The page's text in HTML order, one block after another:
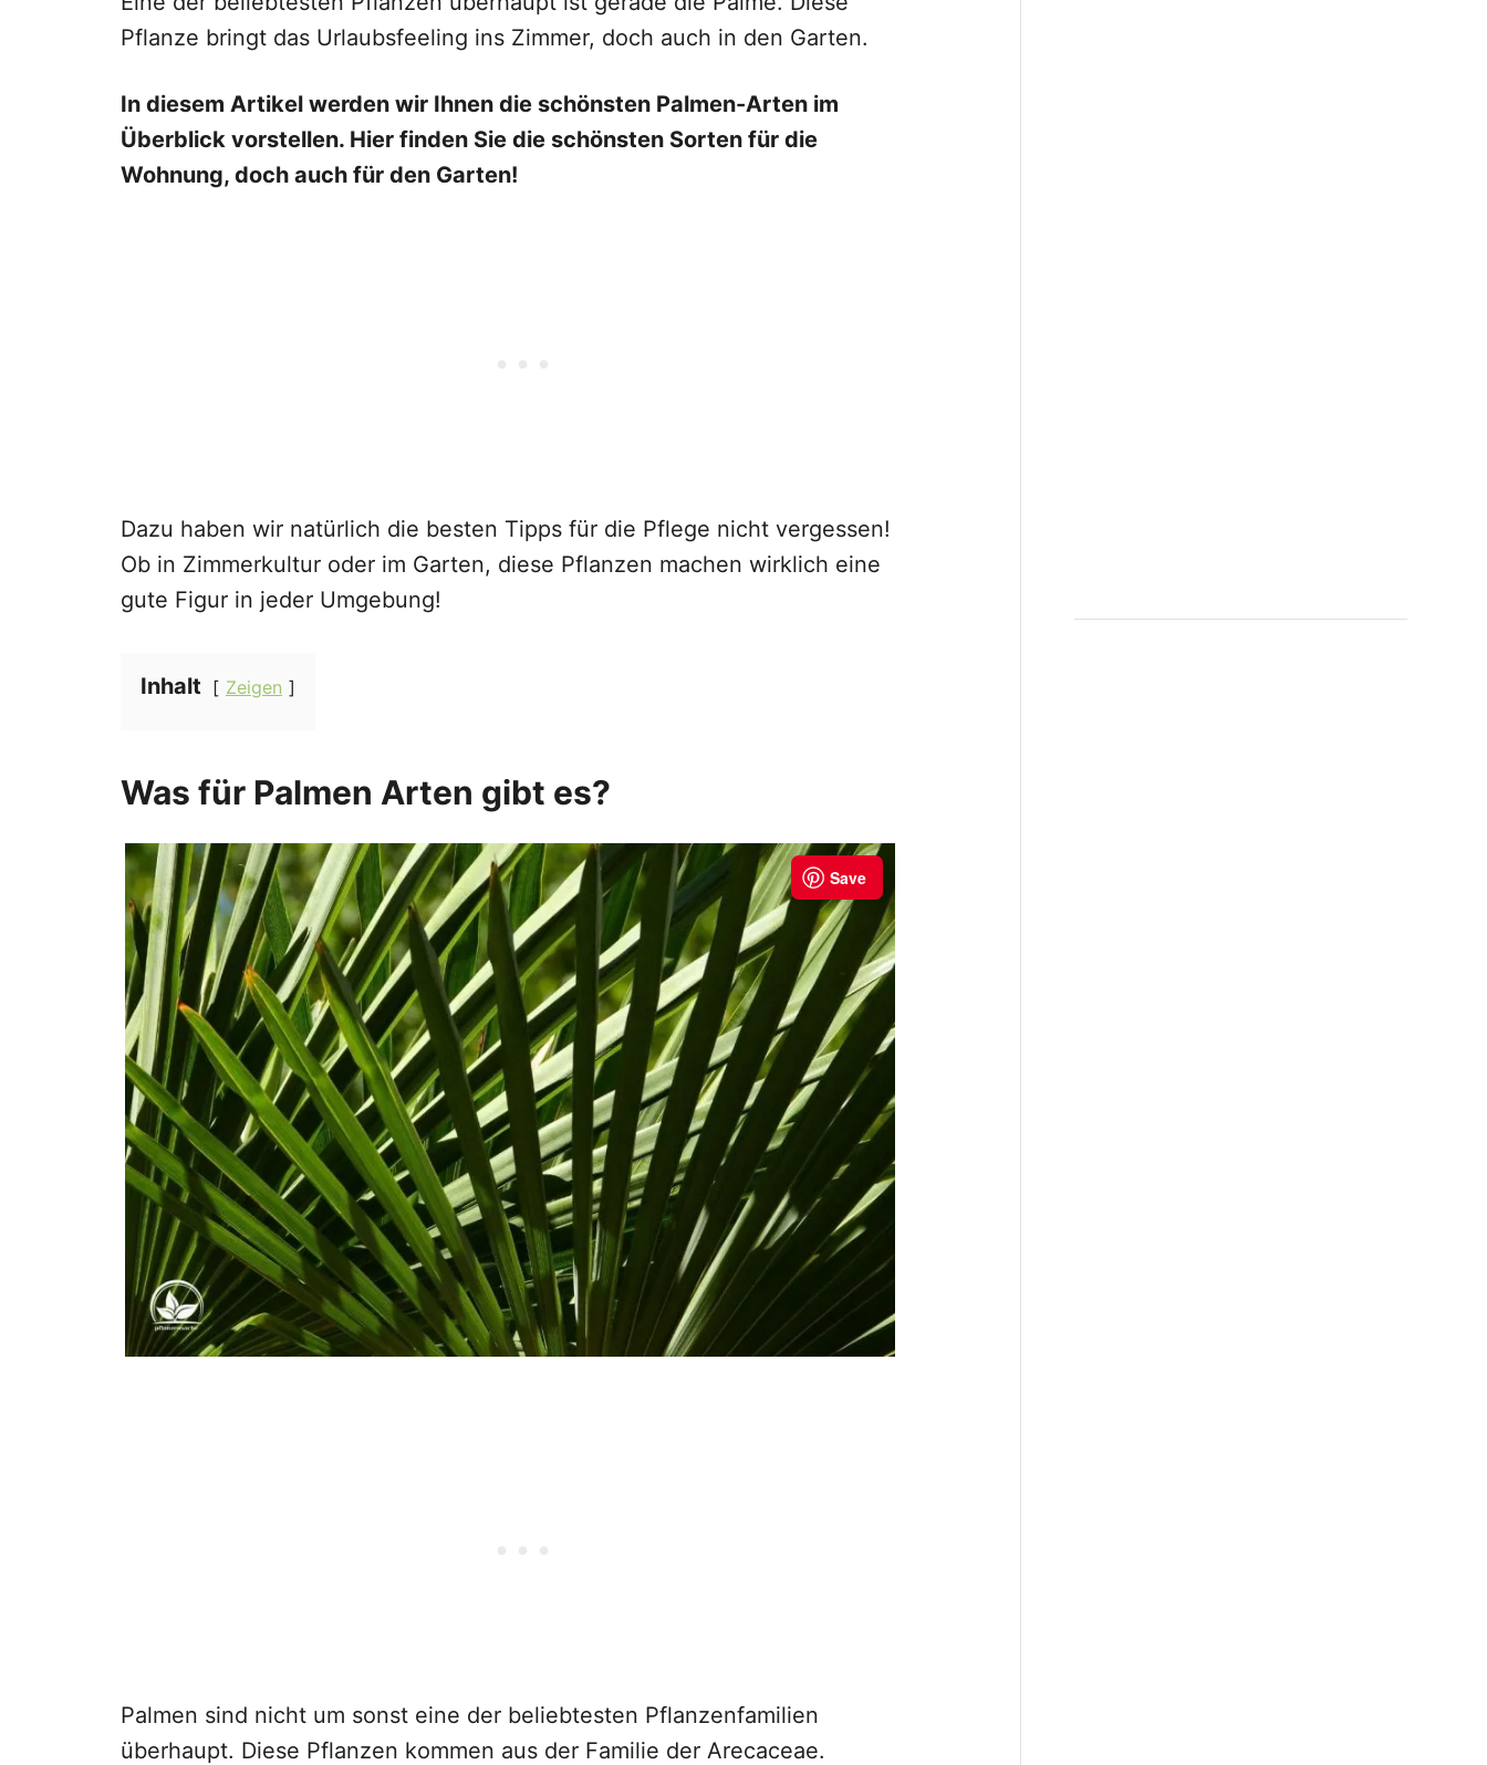
Pflanze bringt das Urlaubsfeeling ins Zimmer, doch auch in den Garten.
In diesem Artikel werden wir Ihnen die schönsten Palmen-Arten im
Überblick vorstellen. Hier finden Sie die schönsten Sorten für die
Wohnung, doch auch für den Garten!
Dazu haben wir natürlich die besten Tipps für die Pflege nicht vergessen!
Ob in Zimmerkultur oder im Garten, diese Pflanzen machen wirklich eine
gute Figur in jeder Umgebung!
Inhalt Zeigen
Was für Palmen Arten gibt es?
Palmen sind nicht um sonst eine der beliebtesten Pflanzenfamilien
überhaupt. Diese Pflanzen kommen aus der Familie der Arecaceae.